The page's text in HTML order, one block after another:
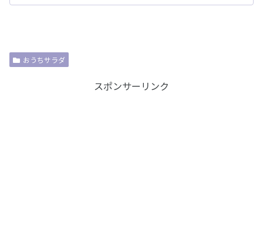
おうちサラダ
スポンサーリンク